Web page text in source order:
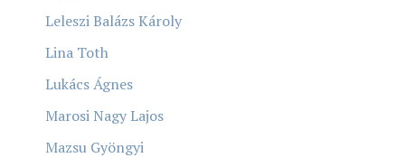
Leleszi Balázs Károly
Lina Toth
Lukács Ágnes
Marosi Nagy Lajos
Mazsu Gyöngyi